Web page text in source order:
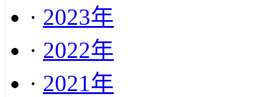
· 2023年
· 2022年
· 2021年